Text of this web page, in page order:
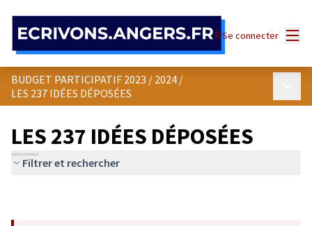
Se connecter
BUDGET PARTICIPATIF 2023 / 2024 /
LES 237 IDÉES DÉPOSÉES
LES 237 IDÉES DÉPOSÉES
Filtrer et rechercher